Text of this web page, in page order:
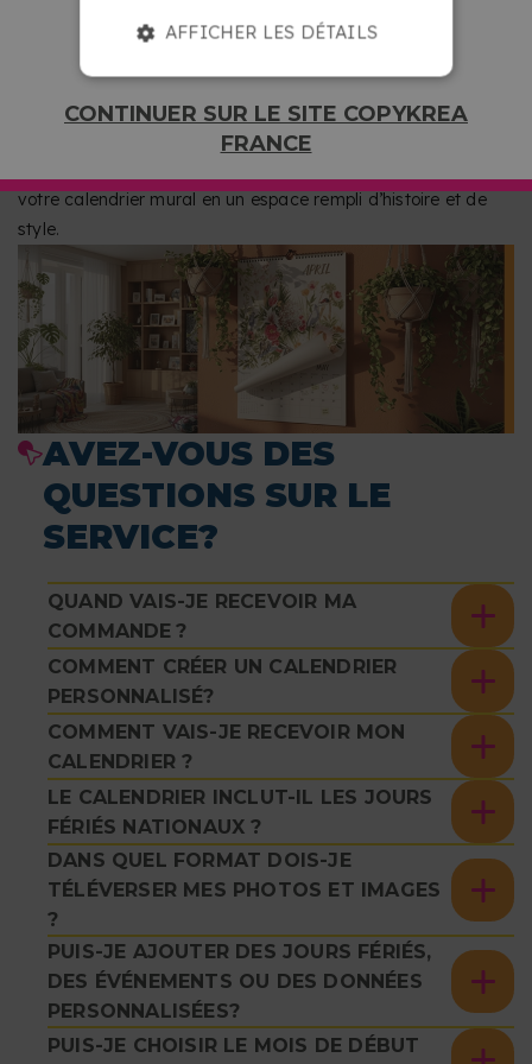
CONTINUER SUR LE SITE COPYKREA
FRANCE
VOTRE MUR AVEC STYLE
Téléchargez vos photos préférées, marquez vos dates
importantes ou ajoutez et du texte. Chaque mois devient
une image à retenir et une façon pratique d’organiser votre
votre calendrier mural en un espace rempli d’histoire et de
style.
AVEZ-VOUS DES
QUESTIONS SUR LE
SERVICE?
QUAND VAIS-JE RECEVOIR MA
COMMANDE ?
COMMENT CRÉER UN CALENDRIER
PERSONNALISÉ?
COMMENT VAIS-JE RECEVOIR MON
CALENDRIER ?
LE CALENDRIER INCLUT-IL LES JOURS
FÉRIÉS NATIONAUX ?
DANS QUEL FORMAT DOIS-JE
TÉLÉVERSER MES PHOTOS ET IMAGES
?
PUIS-JE AJOUTER DES JOURS FÉRIÉS,
DES ÉVÉNEMENTS OU DES DONNÉES
PERSONNALISÉES?
PUIS-JE CHOISIR LE MOIS DE DÉBUT
AFFICHER LES DÉTAILS